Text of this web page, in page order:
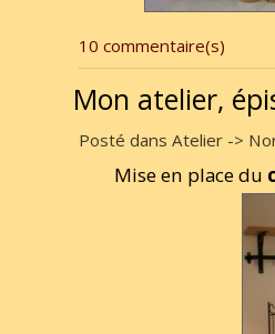
10 commentaire(s)
Mon atelier,
Posté dans Atelier ->
Mise en place du